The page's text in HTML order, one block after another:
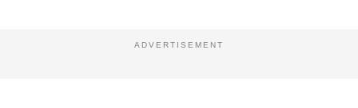
ADVERTISEMENT